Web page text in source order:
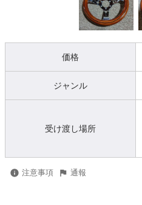
価格
ジャンル
受け渡し場所
注意事項 通報